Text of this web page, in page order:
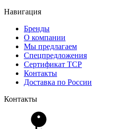
Навигация
Бренды
О компании
Мы предлагаем
Спецпредложения
Сертификат ТСР
Контакты
Доставка по России
Контакты